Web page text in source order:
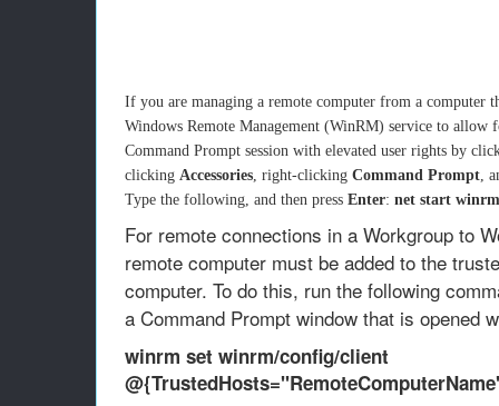
If you are managing a remote computer from a computer
Windows Remote Management (WinRM) service to allow
Command Prompt session with elevated user rights by
clicking Accessories, right-clicking Command Prompt,
Type the following, and then press Enter: net start winrm
For remote connections in a Workgroup to
remote computer must be added to the
computer. To do this, run the following
a Command Prompt window that is opened
winrm set winrm/config/client